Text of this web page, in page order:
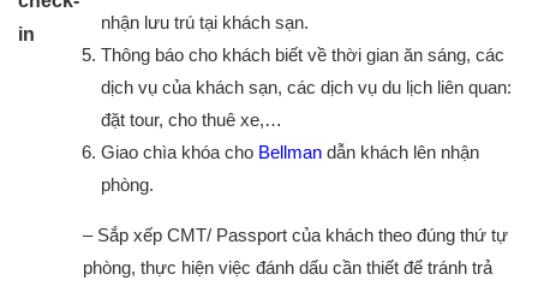
in
nhận lưu trú tại khách sạn.
Thông báo cho khách biết về thời gian ăn sáng, các
dịch vụ của khách sạn, các dịch vụ du lịch liên quan:
đặt tour, cho thuê xe,…
Giao chìa khóa cho Bellman dẫn khách lên nhận
phòng.
– Sắp xếp CMT/ Passport của khách theo đúng thứ tự
phòng, thực hiện việc đánh dấu cần thiết để tránh trả